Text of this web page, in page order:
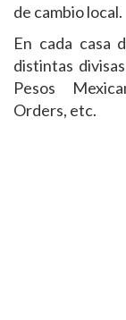
de cambio local.
En cada casa
distintas
Pesos
Orders, etc.